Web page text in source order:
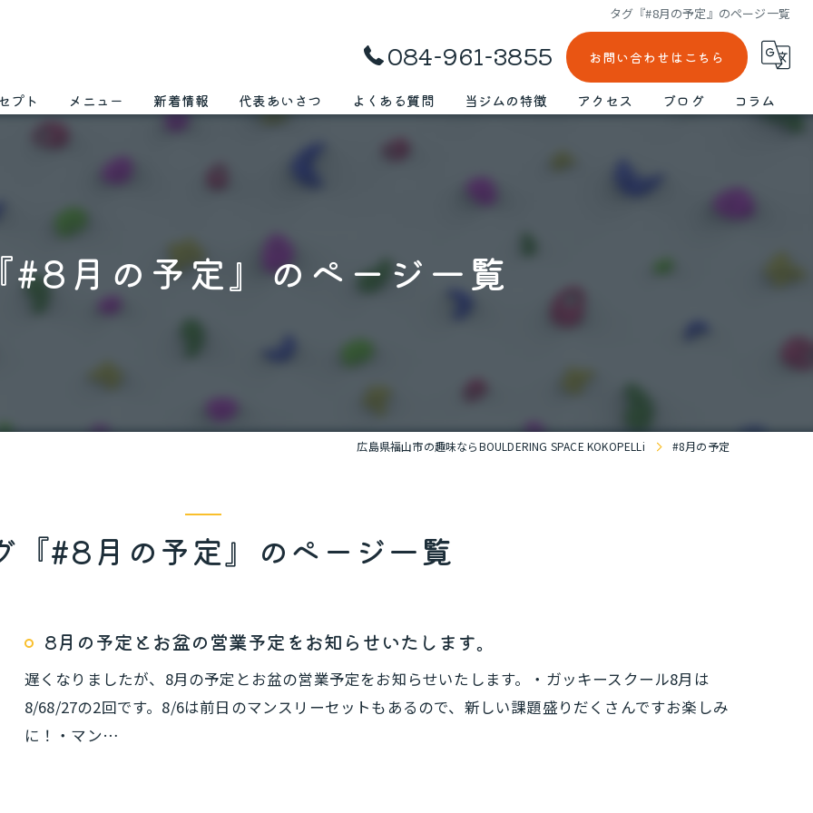
タグ『#8月の予定』のページ一覧
084-961-3855 お問い合わせはこちら
プト メニュー 新着情報 代表あいさつ よくある質問 当ジムの特徴
スクール
アクセス ブログ コラム
#8月の予定』のページ一覧
広島県福山市の趣味ならBOULDERING SPACE KOKOPELLi #8月の予定
『#8月の予定』のページ一覧
8月の予定とお盆の営業予定をお知らせいたします。
遅くなりましたが、8月の予定とお盆の営業予定をお知らせいたします。・ガッキースクール8月は
8/68/27の2回です。8/6は前日のマンスリーセットもあるので、新しい課題盛りだくさんですお楽しみ
に！・マン…